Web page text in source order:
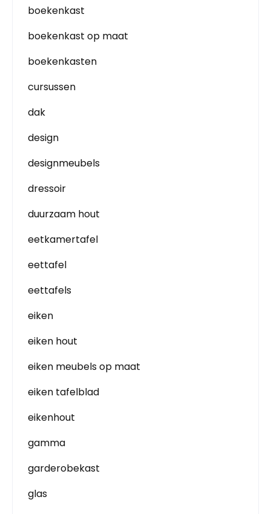
boekenkast
boekenkast op maat
boekenkasten
cursussen
dak
design
designmeubels
dressoir
duurzaam hout
eetkamertafel
eettafel
eettafels
eiken
eiken hout
eiken meubels op maat
eiken tafelblad
eikenhout
gamma
garderobekast
glas